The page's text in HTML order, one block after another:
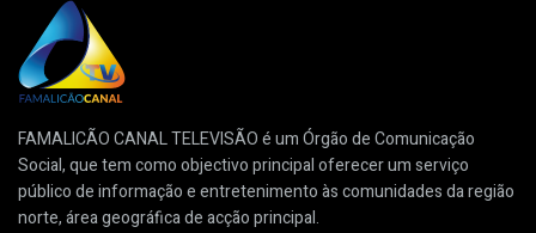
FAMALICÃO CANAL TELEVISÃO é um Órgão de Comunicação
Social, que tem como objectivo principal oferecer um serviço
público de informação e entretenimento às comunidades da região
norte, área geográfica de acção principal.